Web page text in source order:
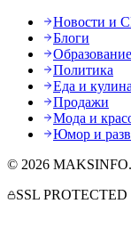
Новости и
Блоги
Образование
Политика
Еда и
Продажи
Мода и
Юмор и
© 2026 MAKSINFO
SSL PROTECTED